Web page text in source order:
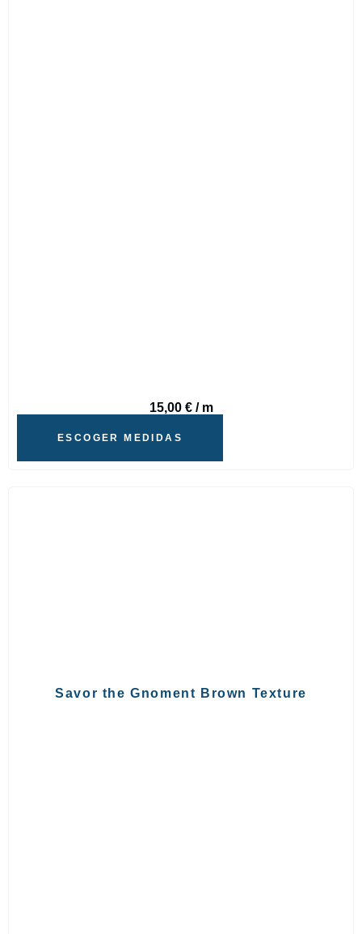
15,00 €/ m
ESCOGER MEDIDAS
Savor the Gnoment Brown Texture